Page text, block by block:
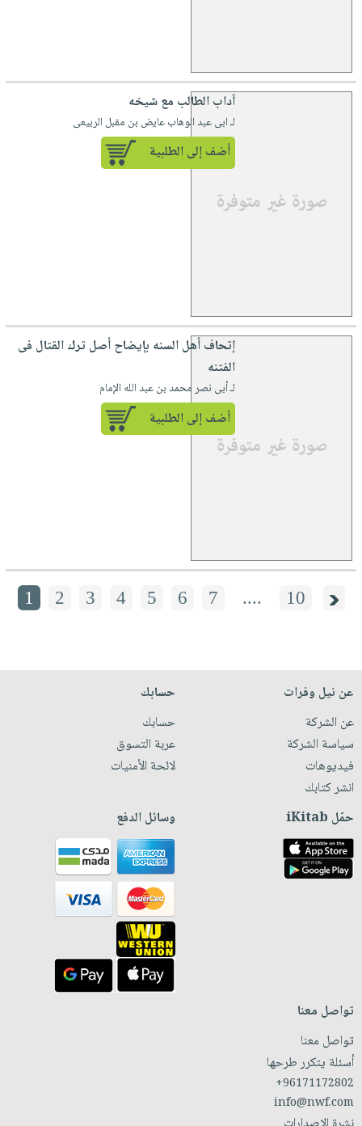
آداب الطالب مع شيخه
لـ ابى عبد الوهاب عايض بن مقبل الربيعى
أضف إلى الطلبية
إتحاف أهل السنه بإيضاح أصل ترك القتال فى
الفتنه
لـ أبى نصر محمد بن عبد الله الإمام
أضف إلى الطلبية
1 2 3 4 5 6 7 .... 10
عن نيل وفرات
عن الشركة
سياسة الشركة
فيديوهات
انشر كتابك
حسابك
حسابك
عربة التسوق
لائحة الأمنيات
حمّل iKitab وسائل الدفع
تواصل معنا
تواصل معنا
أسئلة يتكرر طرحها
+96171172802
info@nwf.com